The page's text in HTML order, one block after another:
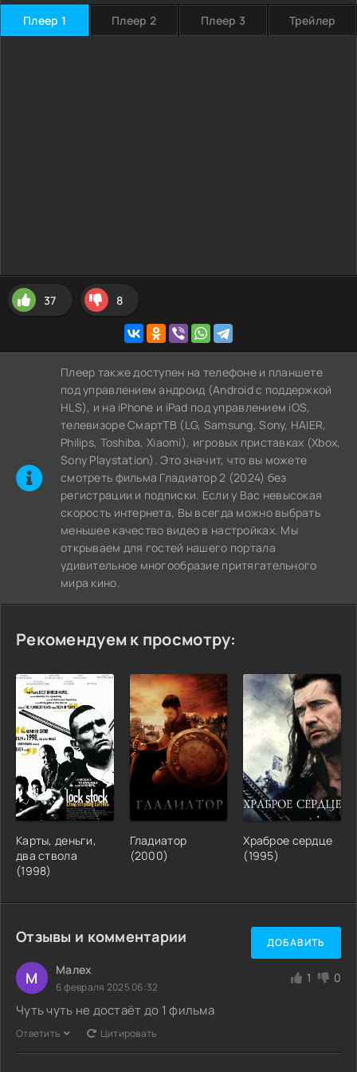
Плеер 1 Плеер 2 Плеер 3 Трейлер
37 8
Плеер также доступен на телефоне и планшете
под управлением андроид (Android с поддержкой
HLS), и на iPhone и iPad под управлением iOS,
телевизоре СмартТВ (LG, Samsung, Sony, HAIER,
Philips, Toshiba, Xiaomi), игровых приставках (Xbox,
Sony Playstation). Это значит, что вы можете
cмотреть фильма Гладиатор 2 (2024) без
регистрации и подписки. Если у Вас невысокая
скорость интернета, Вы всегда можно выбрать
меньшее качество видео в настройках. Мы
открываем для гостей нашего портала
удивительное многообразие притягательного
мира кино.
Рекомендуем к просмотру:
Карты, деньги,
два ствола
(1998)
Гладиатор
(2000)
Храброе сердце
(1995)
Отзывы и комментарии ДОБАВИТЬ
М Малех
6 февраля 2025 06:32
1 0
Чуть чуть не достаёт до 1 фильма
Ответить Цитировать